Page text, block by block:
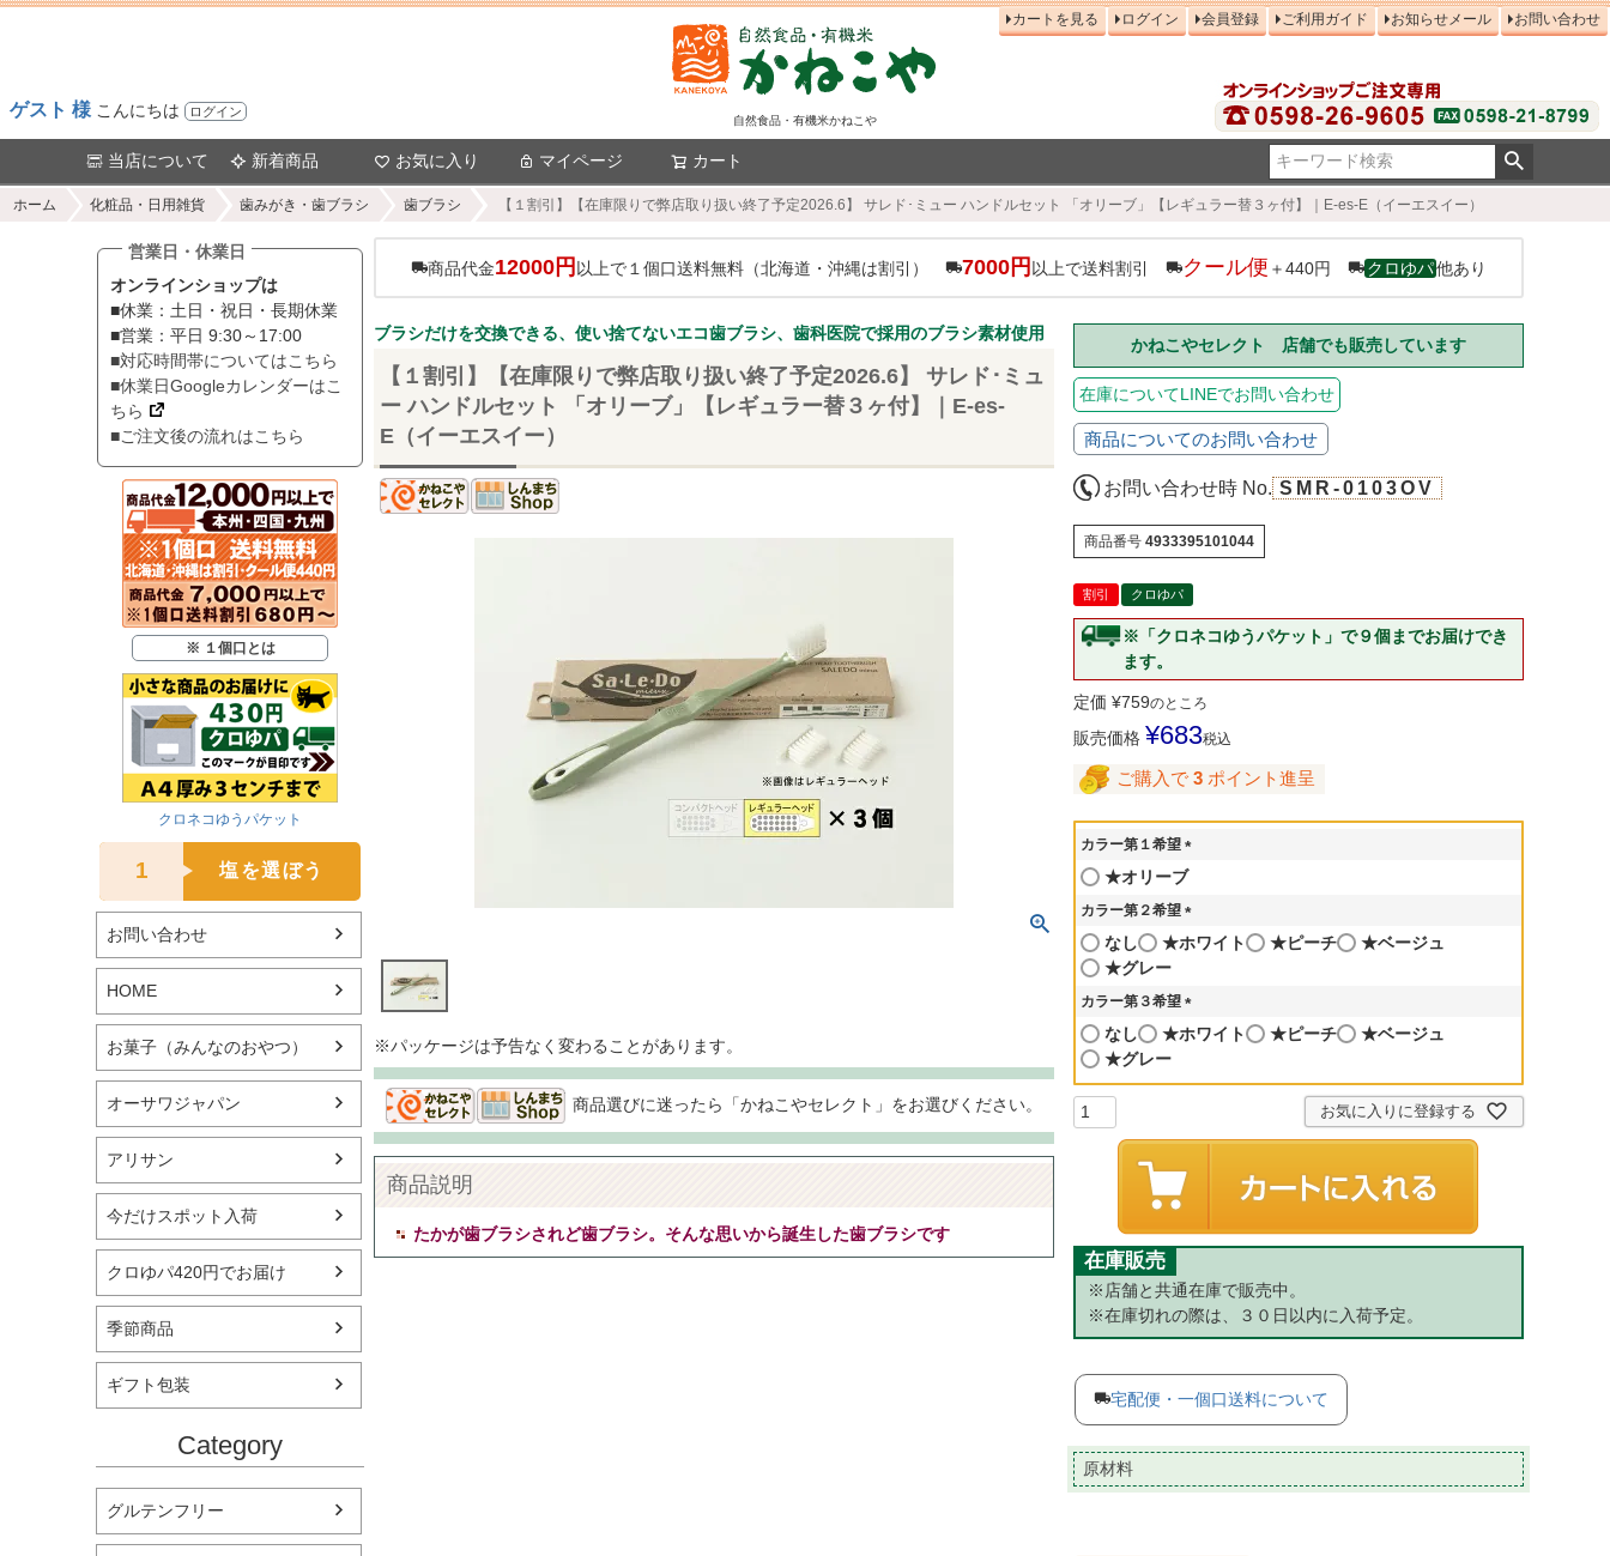
ゲスト 様 こんにちは ログイン
自然食品・有機米かねこや
カートを見る ログイン 会員登録 ご利用ガイド お知らせメール お問い合わせ
当店について 新着商品 お気に入り マイページ カート
ホーム 化粧品・日用雑貨 歯みがき・歯ブラシ 歯ブラシ 【１割引】【在庫限りで弊店取り扱い終了予定2026.6】 サレド･ミュー ハンドルセット 「オリーブ」【レギュラー替３ヶ付】｜E-es-E（イーエスイー）
営業日・休業日
オンラインショップは
■休業：土日・祝日・長期休業
■営業：平日 9:30～17:00
■対応時間帯についてはこちら
■休業日Googleカレンダーはこ
ちら
■ご注文後の流れはこちら
※ １個口とは
クロネコゆうパケット
1 塩を選ぼう
お問い合わせ
HOME
お菓子（みんなのおやつ）
オーサワジャパン
アリサン
今だけスポット入荷
クロゆパ420円でお届け
季節商品
ギフト包装
Category
グルテンフリー
商品代金12000円 以上で１個口送料無料（北海道・沖縄は割引） 7000円 以上で送料割引 クール便 ＋440円 クロゆパ他あり
ブラシだけを交換できる、使い捨てないエコ歯ブラシ、歯科医院で採用のブラシ素材使用
【１割引】【在庫限りで弊店取り扱い終了予定2026.6】 サレド･ミュ
ー ハンドルセット 「オリーブ」【レギュラー替３ヶ付】｜E-es-
E（イーエスイー）
※パッケージは予告なく変わることがあります。
商品選びに迷ったら「かねこやセレクト」をお選びください。
商品説明
たかが歯ブラシされど歯ブラシ。そんな思いから誕生した歯ブラシです
かねこやセレクト 店舗でも販売しています
在庫についてLINEでお問い合わせ
商品についてのお問い合わせ
お問い合わせ時 No. SMR-0103OV
商品番号 4933395101044
割引 クロゆパ
※「クロネコゆうパケット」で９個までお届けでき
ます。
定価 ¥759のところ
販売価格 ¥683税込
ご購入で 3 ポイント進呈
カラー第１希望
(
須
)
★オリーブ
カラー第２希望
(
)
なし ★ホワイト ★ピーチ
★ベージュ
★グレー
カラー第３希望
(
なし ★ホワイト ★ピーチ
★ベージュ
★グレー
お気に入りに登録する
在庫販売
※店舗と共通在庫で販売中。
※在庫切れの際は、３０日以内に入荷予定。
宅配便・一個口送料について
原材料